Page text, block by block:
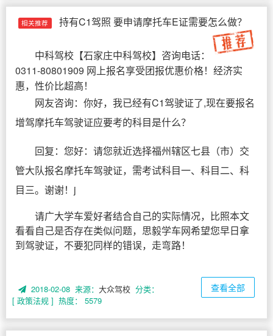
相关推荐 持有C1驾照 要申请摩托车E证需要怎么做？
中科驾校 【石家庄中科驾校】咨询电话：
0311-80801909 网上报名享受团报优惠价格！经济实
惠，性价比超高！
网友咨询：你好，我已经有C1驾驶证了,现在要报名
增驾摩托车驾驶证应要考的科目是什么？
回复：您好：请您就近选择福州辖区七县（市）交
管大队报名摩托车驾驶证，需考试科目一、科目二、科
目三。谢谢！j
请广大学车爱好者结合自己的实际情况，比照本文
看看自己是否存在类似问题，思毅学车网希望您早日拿
到驾驶证，不要犯同样的错误，走弯路！
2018-02-08 来源：大众驾校 分类：
[ 政策法规 ] 热度： 5579
查看全部